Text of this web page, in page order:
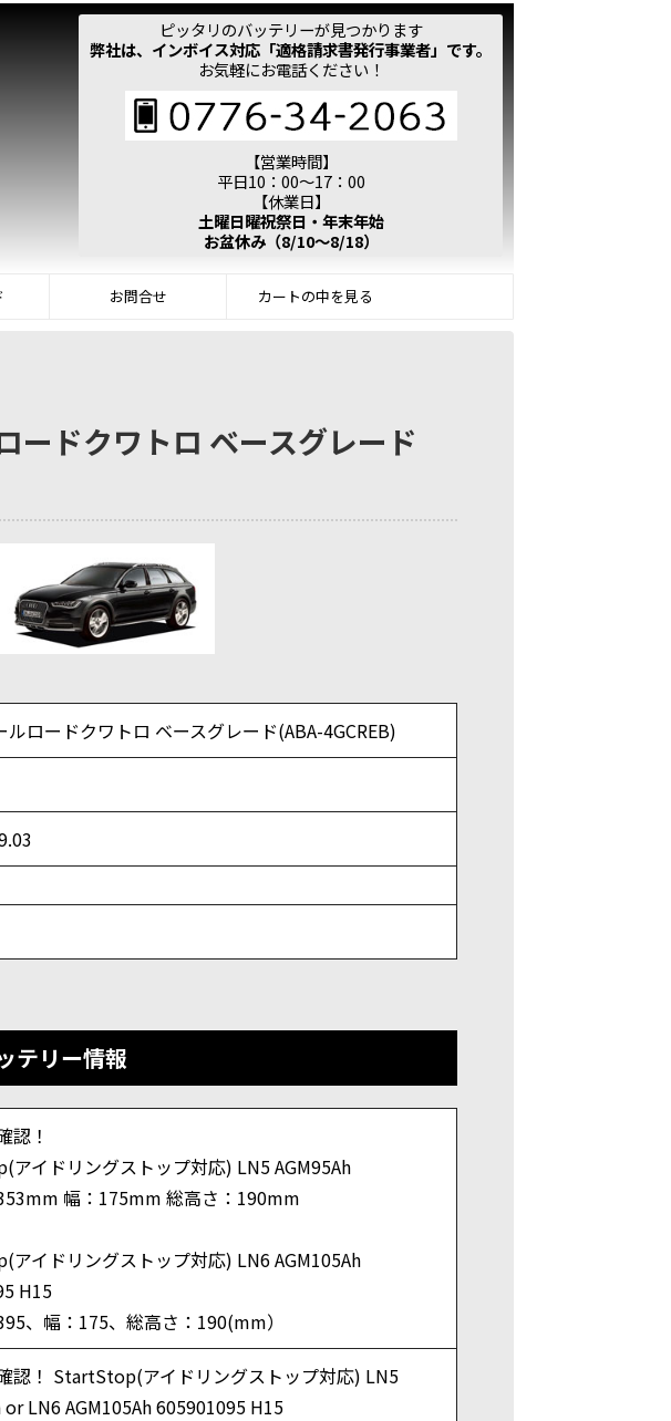
ピッタリのバッテリーが見つかります
弊社は、インボイス対応「適格請求書発行事業者」です。
お気軽にお電話ください！
【営業時間】
平日10：00～17：00
【休業日】
土曜日曜祝祭日・年末年始
お盆休み（8/10～8/18）
お問合せ カートの中を見る
ードクワトロ ベースグレード
ルロードクワトロ ベースグレード(ABA-4GCREB)
テリー情報
認！
イドリングストップ対応) LN5 AGM95Ah
幅：175mm 総高さ：190mm
イドリングストップ対応) LN6 AGM105Ah
H15
、幅：175、総高さ：190(mm）
認！ StartStop(アイドリングストップ対応) LN5
or LN6 AGM105Ah 605901095 H15